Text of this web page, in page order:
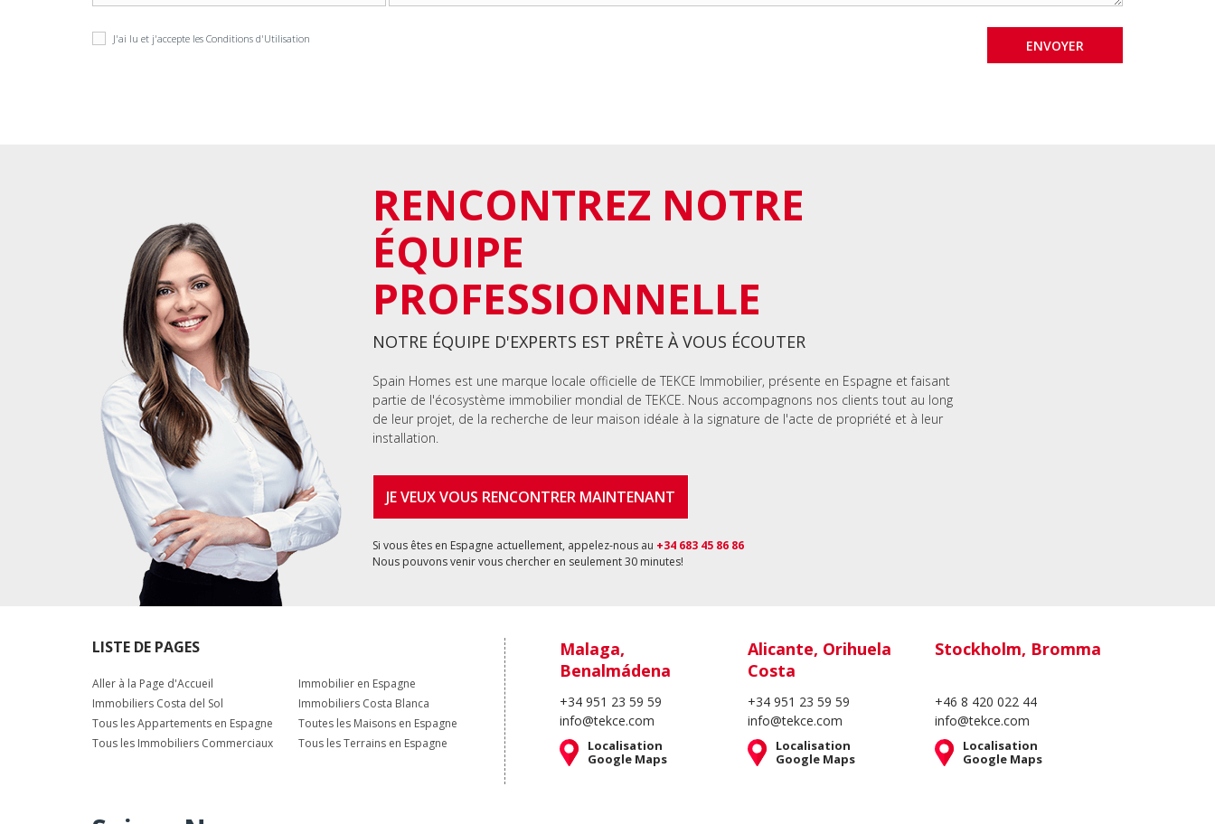
J'ai lu et j'accepte les Conditions d'Utilisation
RENCONTREZ NOTRE
ÉQUIPE
PROFESSIONNELLE
NOTRE ÉQUIPE D'EXPERTS EST PRÊTE À VOUS ÉCOUTER
Spain Homes est une marque locale officielle de TEKCE Immobilier, présente en Espagne et faisant
partie de l'écosystème immobilier mondial de TEKCE. Nous accompagnons nos clients tout au long
de leur projet, de la recherche de leur maison idéale à la signature de l'acte de propriété et à leur
installation.
JE VEUX VOUS RENCONTRER MAINTENANT
Si vous êtes en Espagne actuellement, appelez-nous au +34 683 45 86 86
Nous pouvons venir vous chercher en seulement 30 minutes!
LISTE DE PAGES
Aller à la Page d'Accueil
Immobilier en Espagne
Immobiliers Costa del Sol
Immobiliers Costa Blanca
Tous les Appartements en Espagne
Toutes les Maisons en Espagne
Tous les Immobiliers Commerciaux
Tous les Terrains en Espagne
Malaga,
Benalmádena
+34 951 23 59 59
info@tekce.com
Localisation
Google Maps
Alicante, Orihuela
Costa
+34 951 23 59 59
info@tekce.com
Localisation
Google Maps
Stockholm, Bromma
+46 8 420 022 44
info@tekce.com
Localisation
Google Maps